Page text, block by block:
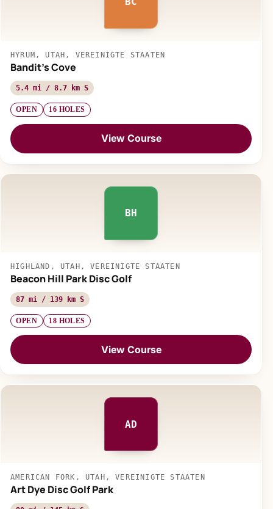
HYRUM, UTAH, VEREINIGTE STAATEN
Bandit's Cove
5.4 mi / 8.7 km S
OPEN 16 HOLES
View Course
BH
HIGHLAND, UTAH, VEREINIGTE STAATEN
Beacon Hill Park Disc Golf
87 mi / 139 km S
OPEN 18 HOLES
View Course
AD
AMERICAN FORK, UTAH, VEREINIGTE STAATEN
Art Dye Disc Golf Park